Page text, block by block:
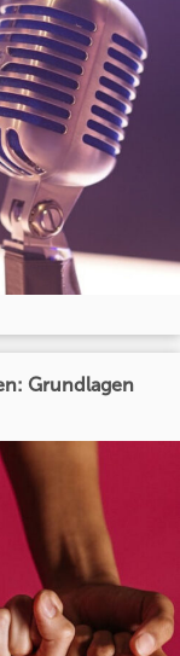
Grundlagen